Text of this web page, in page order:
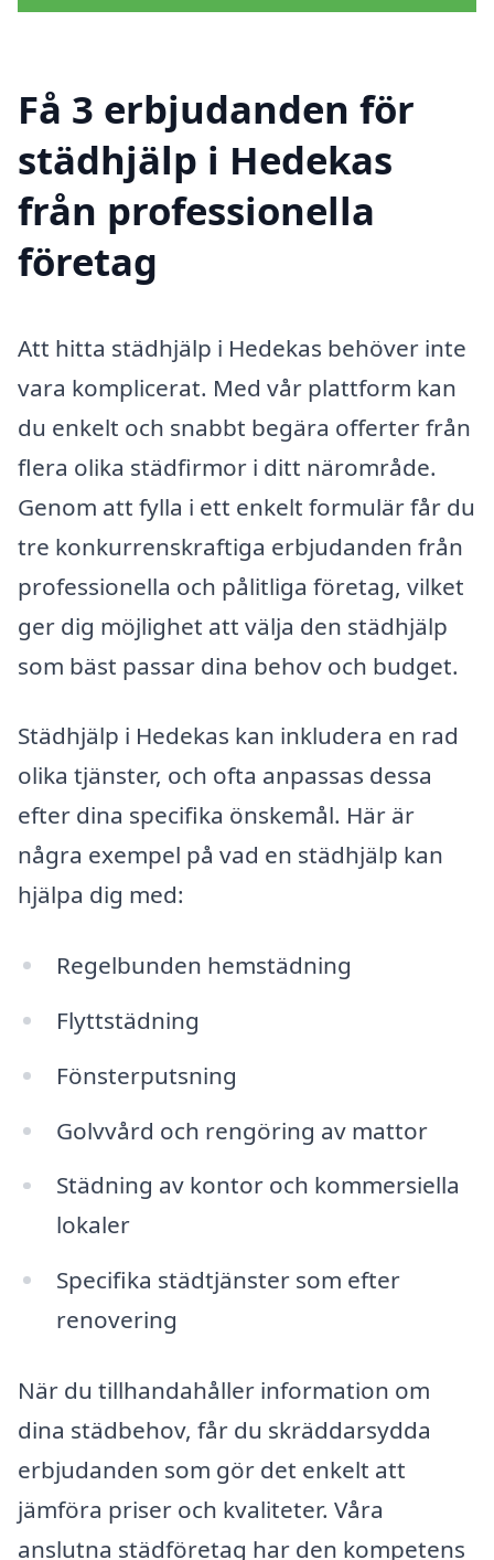
Få 3 erbjudanden för
städhjälp i Hedekas
från professionella
företag
Att hitta städhjälp i Hedekas behöver inte
vara komplicerat. Med vår plattform kan
du enkelt och snabbt begära offerter från
flera olika städfirmor i ditt närområde.
Genom att fylla i ett enkelt formulär får du
tre konkurrenskraftiga erbjudanden från
professionella och pålitliga företag, vilket
ger dig möjlighet att välja den städhjälp
som bäst passar dina behov och budget.
Städhjälp i Hedekas kan inkludera en rad
olika tjänster, och ofta anpassas dessa
efter dina specifika önskemål. Här är
några exempel på vad en städhjälp kan
hjälpa dig med:
Regelbunden hemstädning
Flyttstädning
Fönsterputsning
Golvvård och rengöring av mattor
Städning av kontor och kommersiella
lokaler
Specifika städtjänster som efter
renovering
När du tillhandahåller information om
dina städbehov, får du skräddarsydda
erbjudanden som gör det enkelt att
jämföra priser och kvaliteter. Våra
anslutna städföretag har den kompetens